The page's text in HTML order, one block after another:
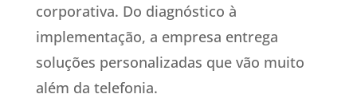
corporativa. Do diagnóstico à
implementação, a empresa entrega
soluções personalizadas que vão muito
além da telefonia.